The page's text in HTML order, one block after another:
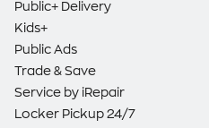
Public+ Delivery
Kids+
Public Ads
Trade & Save
Service by iRepair
Locker Pickup 24/7